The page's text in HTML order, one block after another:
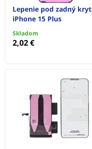
Lepenie pod zadný kryt
iPhone 15 Plus
Skladom
2,02 €